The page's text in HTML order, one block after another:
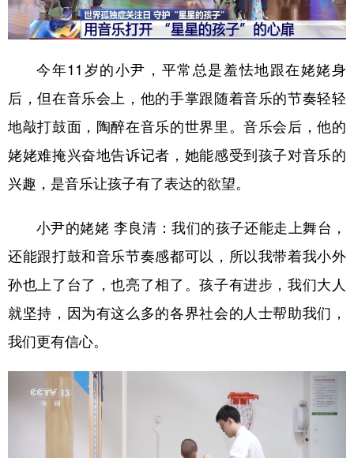
今年11岁的小尹，平常总是羞怯地跟在姥姥身
后，但在音乐会上，他的手掌跟随着音乐的节奏轻轻
地敲打鼓面，陶醉在音乐的世界里。音乐会后，他的
姥姥难掩兴奋地告诉记者，她能感受到孩子对音乐的
兴趣，是音乐让孩子有了表达的欲望。
小尹的姥姥 李良清：我们的孩子还能走上舞台，
还能跟打鼓和音乐节奏感都可以，所以我带着我小外
孙也上了台了，也亮了相了。孩子有进步，我们大人
就坚持，因为有这么多的各界社会的人士帮助我们，
我们更有信心。